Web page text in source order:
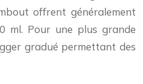
offrent généralement
ml. Pour une plus grande
gradué permettant des